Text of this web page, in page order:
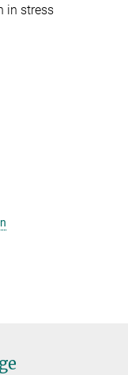
in stress